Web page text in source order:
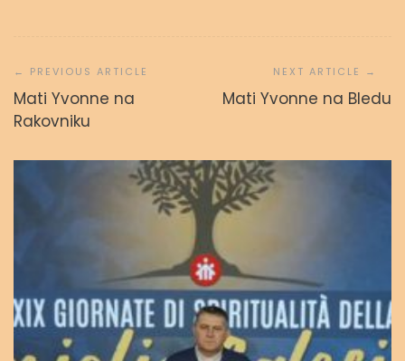
prispevka
Mati Yvonne na
Rakovniku
Mati Yvonne na Bledu